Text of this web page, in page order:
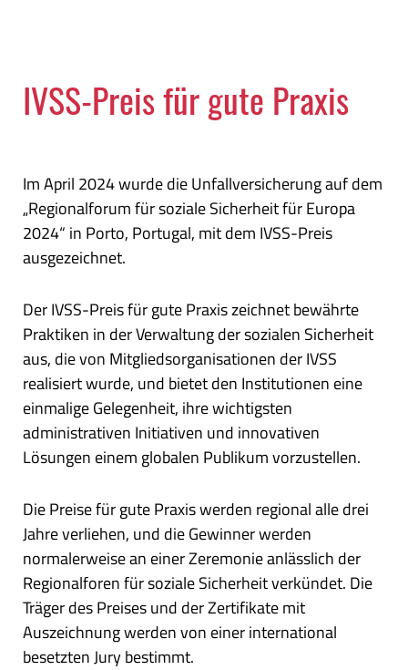
IVSS-Preis für gute Praxis
Im April 2024 wurde die Unfallversicherung auf dem
„Regionalforum für soziale Sicherheit für Europa
2024“ in Porto, Portugal, mit dem IVSS-Preis
ausgezeichnet.
Der IVSS-Preis für gute Praxis zeichnet bewährte
Praktiken in der Verwaltung der sozialen Sicherheit
aus, die von Mitgliedsorganisationen der IVSS
realisiert wurde, und bietet den Institutionen eine
einmalige Gelegenheit, ihre wichtigsten
administrativen Initiativen und innovativen
Lösungen einem globalen Publikum vorzustellen.
Die Preise für gute Praxis werden regional alle drei
Jahre verliehen, und die Gewinner werden
normalerweise an einer Zeremonie anlässlich der
Regionalforen für soziale Sicherheit verkündet. Die
Träger des Preises und der Zertifikate mit
Auszeichnung werden von einer international
besetzten Jury bestimmt.